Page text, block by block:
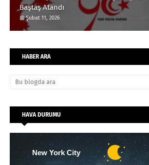
Baştaş Atandı
Şubat 11, 2026
HABER ARA
HAVA DURUMU
New York City